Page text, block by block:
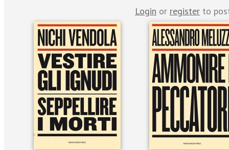
Login or register to